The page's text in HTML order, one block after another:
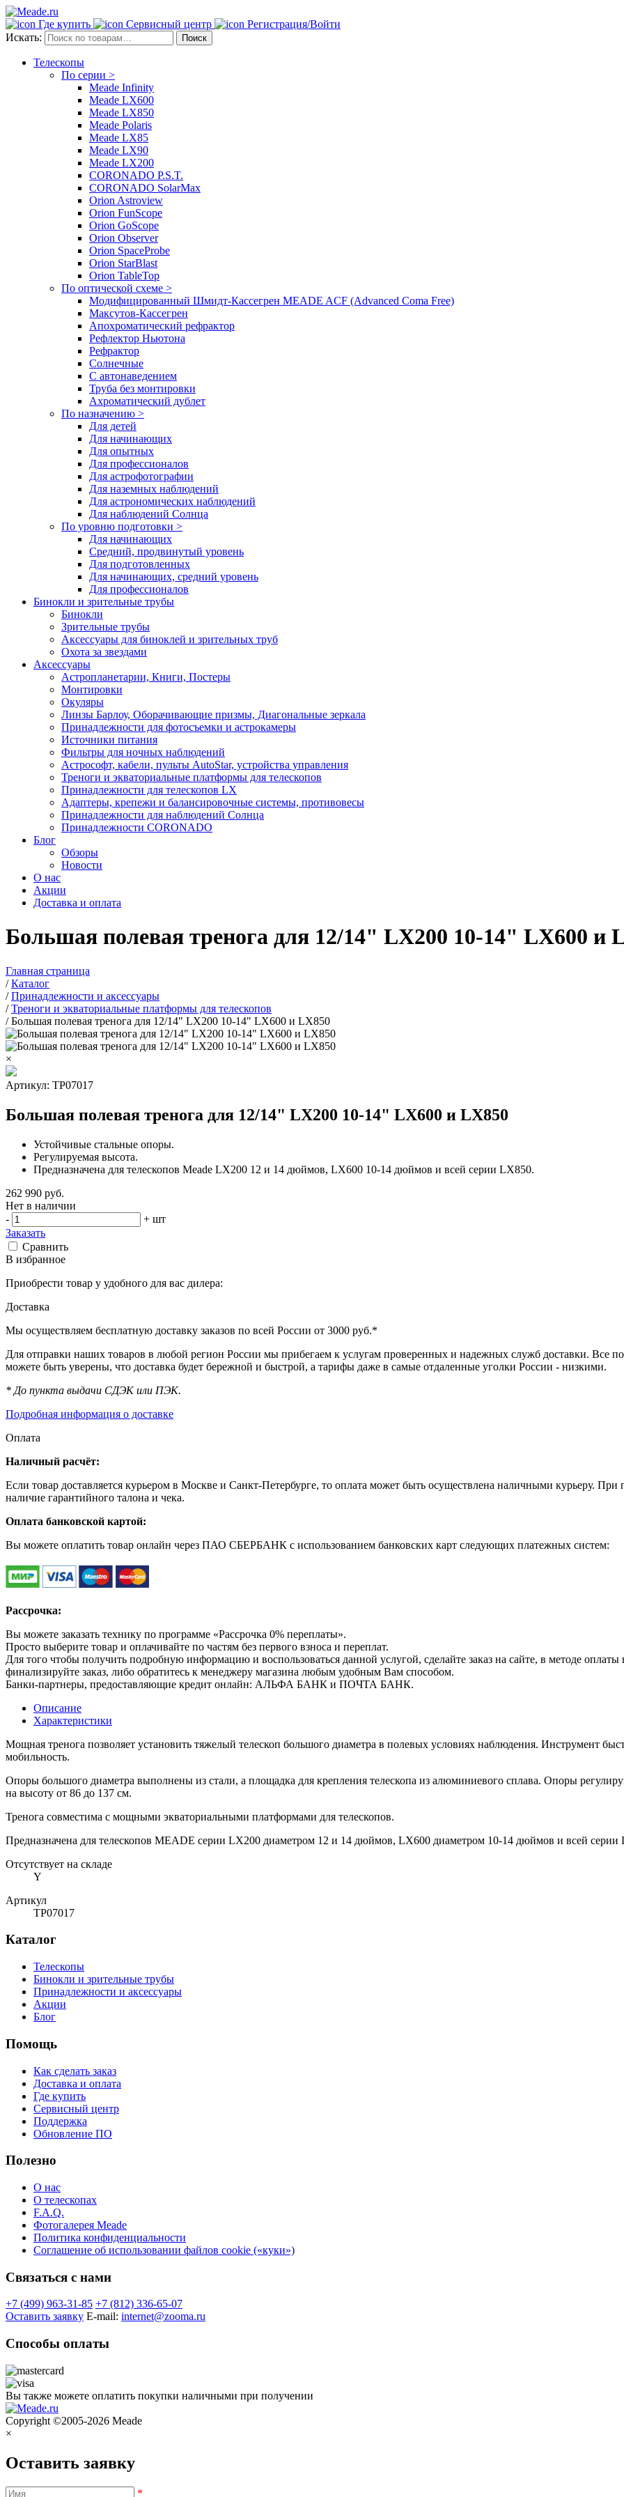
Где купить Сервисный центр
Регистрация/Войти
Искать:
Поиск
Телескопы
По серии >
Meade Infinity
Meade LX600
Meade LX850
Meade Polaris
Meade LX85
Meade LX90
Meade LX200
CORONADO P.S.T.
CORONADO SolarMax
Orion Astroview
Orion FunScope
Orion GoScope
Orion Observer
Orion SpaceProbe
Orion StarBlast
Orion TableTop
По оптической схеме >
Модифицированный Шмидт-Кассегрен MEADE ACF (Advanced Coma Free)
Максутов-Кассегрен
Апохроматический рефрактор
Рефлектор Ньютона
Рефрактор
Солнечные
С автонаведением
Труба без монтировки
Ахроматический дублет
По назначению >
Для детей
Для начинающих
Для опытных
Для профессионалов
Для астрофотографии
Для наземных наблюдений
Для астрономических наблюдений
Для наблюдений Солнца
По уровню подготовки >
Для начинающих
Средний, продвинутый уровень
Для подготовленных
Для начинающих, средний уровень
Для профессионалов
Бинокли и зрительные трубы
Бинокли
Зрительные трубы
Аксессуары для биноклей и зрительных труб
Охота за звездами
Аксессуары
Астропланетарии, Книги, Постеры
Монтировки
Окуляры
Линзы Барлоу, Оборачивающие призмы, Диагональные зеркала
Принадлежности для фотосъемки и астрокамеры
Источники питания
Фильтры для ночных наблюдений
Астрософт, кабели, пульты AutoStar, устройства управления
Треноги и экваториальные платформы для телескопов
Принадлежности для телескопов LX
Адаптеры, крепежи и балансировочные системы, противовесы
Принадлежности для наблюдений Солнца
Принадлежности CORONADO
Блог
Обзоры
Новости
О нас
Акции
Доставка и оплата
Большая полевая тренога для 12/14" LX200 10-14" LX600 и
Главная страница
/Каталог
/Принадлежности и аксессуары
/Треноги и экваториальные платформы для телескопов
/Большая полевая тренога для 12/14" LX200 10-14" LX600 и LX850
×
Артикул: TP07017
Большая полевая тренога для 12/14" LX200 10-14" LX600 и LX850
Устойчивые стальные опоры.
Регулируемая высота.
Предназначена для телескопов Meade LX200 12 и 14 дюймов, LX600 10-14 дюймов и всей серии LX850.
262 990 руб.
Нет в наличии
-
+ шт
Заказать
Сравнить
В избранное
Приобрести товар у удобного для вас дилера:
Доставка
Мы осуществляем бесплатную доставку заказов по всей России от 3000 руб.*
Для отправки наших товаров в любой регион России мы прибегаем к услугам проверенных и надежных служб доставки. Все
можете быть уверены, что доставка будет бережной и быстрой, а тарифы даже в самые отдаленные уголки России - низкими.
* До пункта выдачи СДЭК или ПЭК.
Подробная информация о доставке
Оплата
Наличный расчёт:
Если товар доставляется курьером в Москве и Санкт-Петербурге, то оплата может быть осуществлена наличными курьеру. При
наличие гарантийного талона и чека.
Оплата банковской картой:
Вы можете оплатить товар онлайн через ПАО СБЕРБАНК с использованием банковских карт следующих платежных систем:
Рассрочка:
Вы можете заказать технику по программе «Рассрочка 0% переплаты».
Просто выберите товар и оплачивайте по частям без первого взноса и переплат.
Для того чтобы получить подробную информацию и воспользоваться данной услугой, сделайте заказ на сайте, в методе
финализируйте заказ, либо обратитесь к менеджеру магазина любым удобным Вам способом.
Банки-партнеры, предоставляющие кредит онлайн: АЛЬФА БАНК и ПОЧТА БАНК.
Описание
Характеристики
Мощная тренога позволяет установить тяжелый телескоп большого диаметра в полевых условиях наблюдения. Инструмент
мобильность.
Опоры большого диаметра выполнены из стали, а площадка для крепления телескопа из алюминиевого сплава. Опоры
на высоту от 86 до 137 см.
Тренога совместима с мощными экваториальными платформами для телескопов.
Предназначена для телескопов MEADE серии LX200 диаметром 12 и 14 дюймов, LX600 диаметром 10-14 дюймов и всей серии
Отсутствует на складе
Y
Артикул
TP07017
Каталог
Телескопы
Бинокли и зрительные трубы
Принадлежности и аксессуары
Акции
Блог
Помощь
Как сделать заказ
Доставка и оплата
Где купить
Сервисный центр
Поддержка
Обновление ПО
Полезно
О нас
О телескопах
F.A.Q.
Фотогалерея Meade
Политика конфиденциальности
Соглашение об использовании файлов cookie («куки»)
Связаться с нами
+7 (499) 963-31-85 +7 (812) 336-65-07
Оставить заявку E-mail: internet@zooma.ru
Способы оплаты
Вы также можете оплатить покупки наличными при получении
Copyright ©2005-2026 Meade
×
Оставить заявку
*